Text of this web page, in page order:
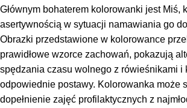
Głównym bohaterem kolorowanki jest Miś,
asertywnością w sytuacji namawiania go
Obrazki przedstawione w kolorowance
prawidłowe wzorce zachowań, pokazują
spędzania czasu wolnego z rówieśnikami i
odpowiednie postawy. Kolorowanka może
dopełnienie zajęć profilaktycznych z